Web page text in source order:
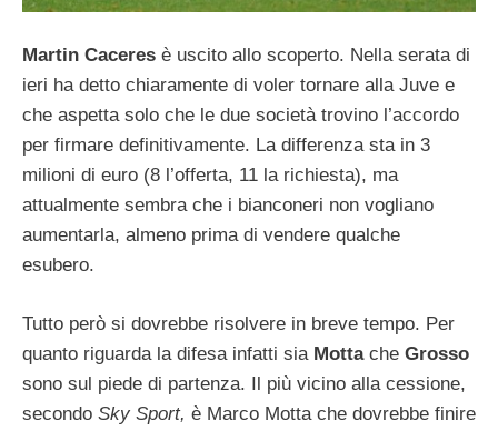
Martin Caceres è uscito allo scoperto. Nella serata di
ieri ha detto chiaramente di voler tornare alla Juve e
che aspetta solo che le due società trovino l’accordo
per firmare definitivamente. La differenza sta in 3
milioni di euro (8 l’offerta, 11 la richiesta), ma
attualmente sembra che i bianconeri non vogliano
aumentarla, almeno prima di vendere qualche
esubero.
Tutto però si dovrebbe risolvere in breve tempo. Per
quanto riguarda la difesa infatti sia Mottache Grosso
sono sul piede di partenza. Il più vicino alla cessione,
secondo Sky Sport, è Marco Motta che dovrebbe finire